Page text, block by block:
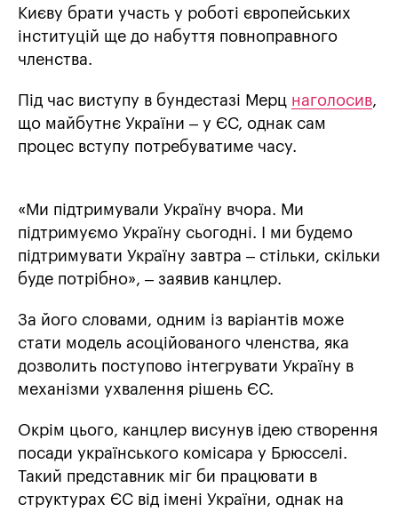
Києву брати участь у роботі європейських
інституцій ще до набуття повноправного
членства.
Під час виступу в бундестазі Мерц наголосив,
що майбутнє України – у ЄС, однак сам
процес вступу потребуватиме часу.
«Ми підтримували Україну вчора. Ми
підтримуємо Україну сьогодні. І ми будемо
підтримувати Україну завтра – стільки, скільки
буде потрібно», – заявив канцлер.
За його словами, одним із варіантів може
стати модель асоційованого членства, яка
дозволить поступово інтегрувати Україну в
механізми ухвалення рішень ЄС.
Окрім цього, канцлер висунув ідею створення
посади українського комісара у Брюсселі.
Такий представник міг би працювати в
структурах ЄС від імені України, однак на